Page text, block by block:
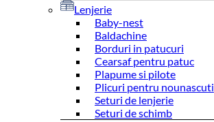
Lenjerie
Baby-nest
Baldachine
Borduri in patucuri
Cearsaf pentru patuc
Plapume si pilote
Plicuri pentru nounascuti
Seturi de lenjerie
Seturi de schimb